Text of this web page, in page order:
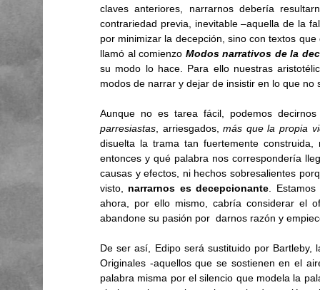
claves anteriores, narrarnos debería
contrariedad previa, inevitable –aquella de la
por minimizar la decepción, sino con textos
llamó al comienzo Modos narrativos de la
su modo lo hace. Para ello nuestras
modos de narrar y dejar de insistir en lo que
Aunque no es tarea fácil, podemos
parresiastas , arriesgados, más que la propia
disuelta la trama tan fuertemente
entonces y qué palabra nos correspondería
causas y efectos, ni hechos sobresalientes
visto, narrarnos es decepcionante .
ahora, por ello mismo, cabría considerar el
abandone su pasión por  darnos razón y
De ser así, Edipo será sustituido por
Originales -aquellos que se sostienen en el
palabra misma por el silencio que modela la